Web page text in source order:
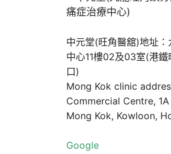
中元堂(旺角醫舘)地址
中心11樓02及03室(港
口)
Mong Kok clinic
Commercial Centre,
Mong Kok, Kowloon,
Google